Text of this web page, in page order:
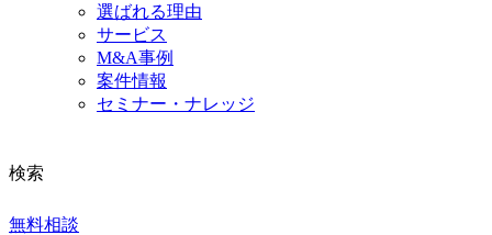
選ばれる理由
サービス
M&A事例
案件情報
セミナー・ナレッジ
検索
無料相談